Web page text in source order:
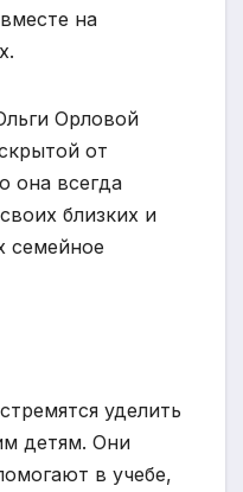
на
Орловой
от
она всегда
близких и
семейное
уделить
детям. Они
в учебе,